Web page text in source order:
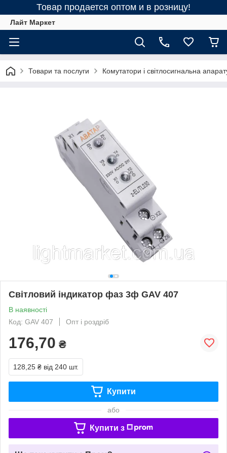
Товар продается оптом и в розницу!
Лайт Маркет
Товари та послуги Комутатори і світлосигнальна
Світловий індикатор фаз 3ф GAV 407
В наявності
Код: GAV 407
Опт і роздріб
176,70 ₴
128,25 ₴ від 240 шт.
Купити
або
Купити з